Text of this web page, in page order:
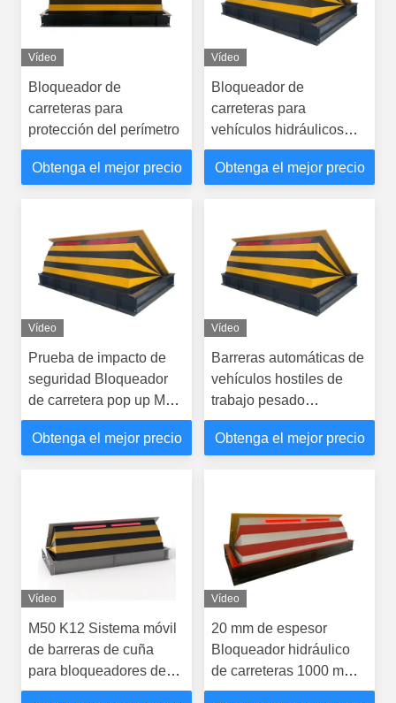
Vídeo
Bloqueador de
carreteras para
protección del perímetro
Obtenga el mejor precio
Vídeo
Bloqueador de
carreteras para
vehículos hidráulicos
para protección del
perímetro Calificación de
Obtenga el mejor precio
Vídeo
Prueba de impacto de
seguridad Bloqueador
de carretera pop up M50
K12 anti choque
Obtenga el mejor precio
Vídeo
Barreras automáticas de
vehículos hostiles de
trabajo pesado
Bloqueador de carretera
montado en la superficie
Obtenga el mejor precio
Vídeo
M50 K12 Sistema móvil
de barreras de cuña
para bloqueadores de
carreteras IWA PAS
Vídeo
20 mm de espesor
Bloqueador hidráulico
de carreteras 1000 mm
de altura Intercepción